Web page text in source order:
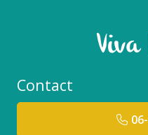
Contact